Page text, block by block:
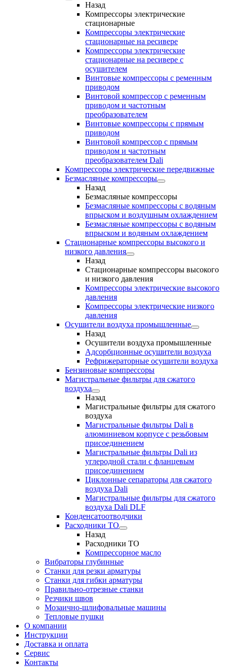
Назад
Компрессоры электрические
стационарные
Компрессоры электрические
стационарные на ресивере
Компрессоры электрические
стационарные на ресивере с
осушителем
Винтовые компрессоры с ременным
приводом
Винтовой компрессор с ременным
приводом и частотным
преобразователем
Винтовые компрессоры с прямым
приводом
Винтовой компрессор с прямым
приводом и частотным
преобразователем Dali
Компрессоры электрические передвижные
Безмасляные компрессоры
Назад
Безмасляные компрессоры
Безмасляные компрессоры с водяным
впрыском и воздушным охлаждением
Безмасляные компрессоры с водяным
впрыском и водяным охлаждением
Стационарные компрессоры высокого и
низкого давления
Назад
Стационарные компрессоры высокого
и низкого давления
Компрессоры электрические высокого
давления
Компрессоры электрические низкого
давления
Осушители воздуха промышленные
Назад
Осушители воздуха промышленные
Адсорбционные осушители воздуха
Рефрижераторные осушители воздуха
Бензиновые компрессоры
Магистральные фильтры для сжатого
воздуха
Назад
Магистральные фильтры для сжатого
воздуха
Магистральные фильтры Dali в
алюминиевом корпусе с резьбовым
присоединением
Магистральные фильтры Dali из
углеродной стали с фланцевым
присоединением
Циклонные сепараторы для сжатого
воздуха Dali
Магистральные фильтры для сжатого
воздуха Dali DLF
Конденсатоотводчики
Расходники ТО
Назад
Расходники ТО
Компрессорное масло
Вибраторы глубинные
Станки для резки арматуры
Станки для гибки арматуры
Правильно-отрезные станки
Резчики швов
Мозаично-шлифовальные машины
Тепловые пушки
О компании
Инструкции
Доставка и оплата
Сервис
Контакты